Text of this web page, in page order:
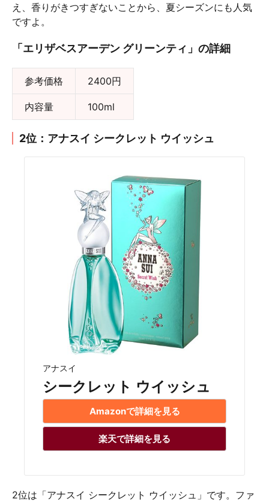
え、香りがきつすぎないことから、夏シーズンにも人気
ですよ。
「エリザベスアーデン グリーンティ」の詳細
参考価格 2400円
内容量 100ml
2位：アナスイ シークレット ウイッシュ
アナスイ
シークレット ウイッシュ
Amazonで詳細を見る
楽天で詳細を見る
2位は「アナスイ シークレット ウイッシュ」です。ファ